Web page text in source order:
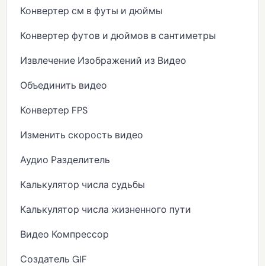
Конвертер см в футы и дюймы
Конвертер футов и дюймов в сантиметры
Извлечение Изображений из Видео
Объединить видео
Конвертер FPS
Изменить скорость видео
Аудио Разделитель
Калькулятор числа судьбы
Калькулятор числа жизненного пути
Видео Компрессор
Создатель GIF